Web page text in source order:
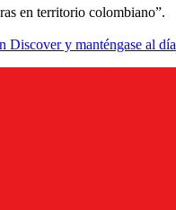
en territorio colombiano”.
Discover y manténgase al día